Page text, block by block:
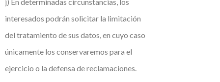
interesados podrán solicitar la limitación
del tratamiento de sus datos, en cuyo caso
únicamente los conservaremos para el
ejercicio o la defensa de reclamaciones.